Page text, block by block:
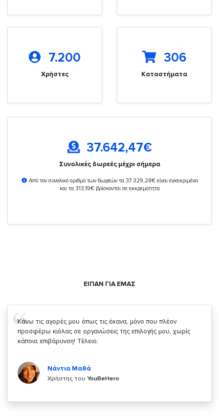
7.200
Χρήστες
306
Καταστήματα
37.642,47€
Συνολικές δωρεές μέχρι σήμερα
Από τον συνολικό αριθμό των δωρεών τα 37.329,28€ είναι εγκεκριμένα
και τα 313,19€ βρίσκονται σε εκκρεμότητα
ΕΙΠΑΝ ΓΙΑ ΕΜΑΣ
Σας ευχαριστώ που μας δίνετε την δυνατότητα να κάνουμε
κάτι!
Χρήστης τουYouBeHero